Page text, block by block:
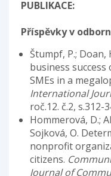
PUBLIKACE:
Příspěvky v
Štumpf, P.;
business
SMEs in a
International
roč.12. č.2, s.312-
Hommerová, D.;
Sojková, O.
nonprofit
citizens.
Journal of